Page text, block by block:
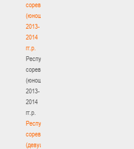
соревнования
(юноши)
2013-
2014
гг.р.
Республиканские
соревнования
(юноши)
2013-
2014
гг.р.
Республиканские
соревнования
(девушки)